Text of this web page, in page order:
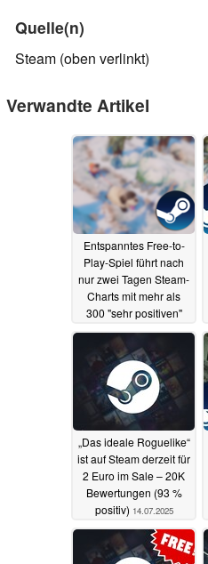
Quelle(n)
Steam (oben verlinkt)
Verwandte Artikel
Entspanntes Free-to-
Play-Spiel führt nach
nur zwei Tagen Steam-
Charts mit mehr als
300 "sehr positiven"
Bewertungen an
14.07.2025
„Das ideale Roguelike“
ist auf Steam derzeit für
2 Euro im Sale – 20K
Bewertungen (93 %
positiv) 14.07.2025